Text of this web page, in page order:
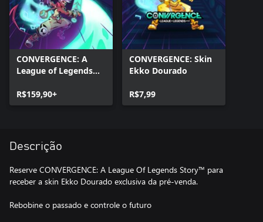
CONVERGENCE: A
League of Legends
R$159,90+
CONVERGENCE: Skin
Ekko Dourado
R$7,99
Descrição
Reserve CONVERGENCE: A League Of Legends Story™ para
receber a skin Ekko Dourado exclusiva da pré-venda.
Rebobine o passado e controle o futuro